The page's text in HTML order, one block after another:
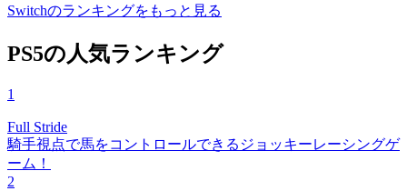
Switchのランキングをもっと見る
PS5の人気ランキング
1
Full Stride
騎手視点で馬をコントロールできるジョッキーレーシングゲ
ーム！
2